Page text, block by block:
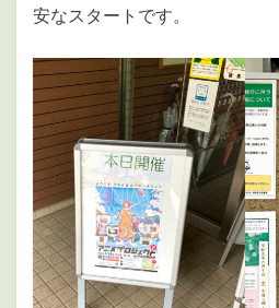
安なスタートです。